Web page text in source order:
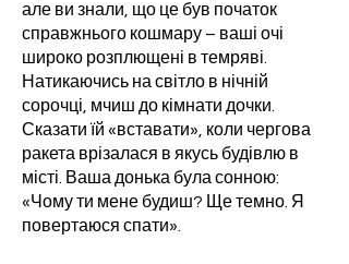
але ви знали, що це був початок
справжнього кошмару – ваші очі
широко розплющені в темряві.
Натикаючись на світло в нічній
сорочці, мчиш до кімнати дочки.
Сказати їй «вставати», коли чергова
ракета врізалася в якусь будівлю в
місті. Ваша донька була сонною:
«Чому ти мене будиш? Ще темно. Я
повертаюся спати».